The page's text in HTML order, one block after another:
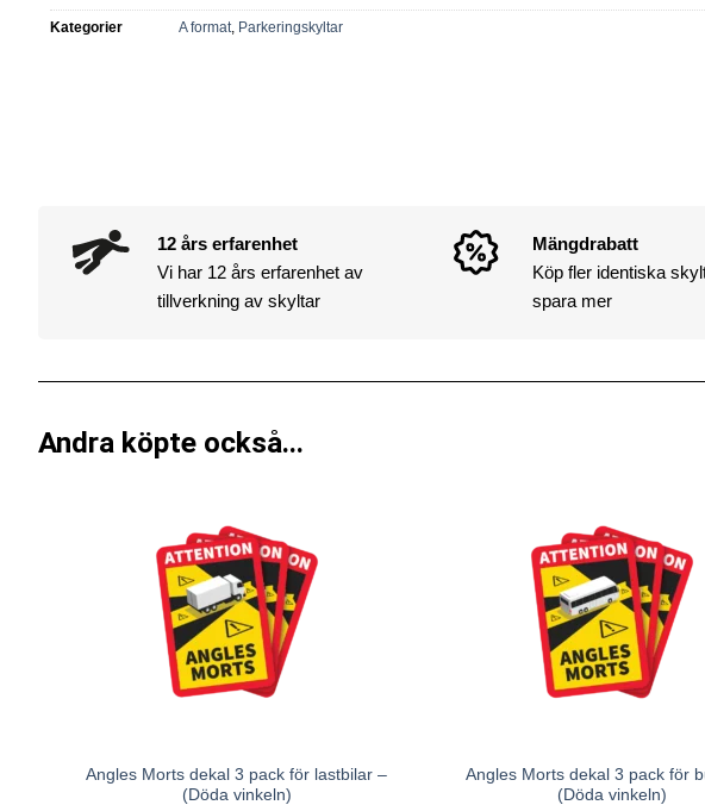
Kategorier A format, Parkeringskyltar
12 års erfarenhet
Vi har 12 års erfarenhet av
tillverkning av skyltar
Mängdrabatt
Köp fler identiska
spara mer
Andra köpte också...
Angles Morts dekal 3 pack för lastbilar –
(Döda vinkeln)
Angles Morts dekal 3 pack för
(Döda vinkeln)